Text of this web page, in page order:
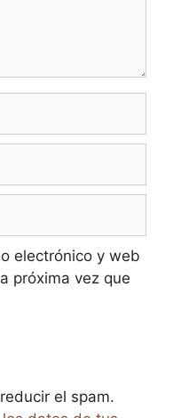
electrónico y web
próxima vez que
el spam.